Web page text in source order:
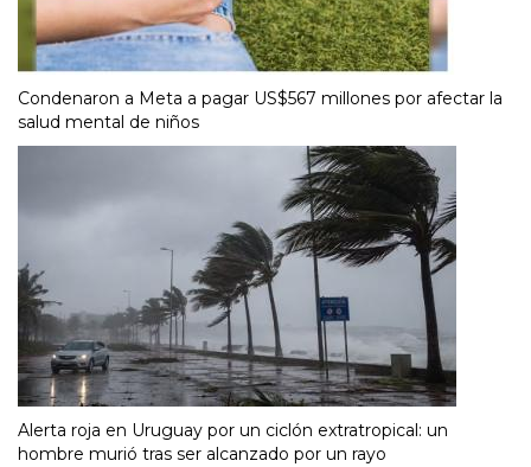
Condenaron a Meta a pagar US$567 millones por afectar la
salud mental de niños
Alerta roja en Uruguay por un ciclón extratropical: un
hombre murió tras ser alcanzado por un rayo